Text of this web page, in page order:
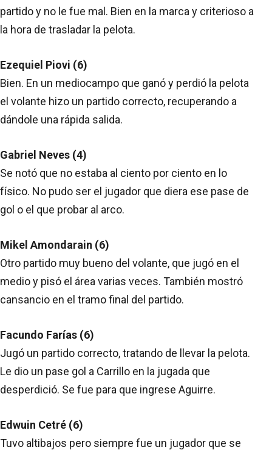
partido y no le fue mal. Bien en la marca y criterioso a
la hora de trasladar la pelota.
Ezequiel Piovi (6)
Bien. En un mediocampo que ganó y perdió la pelota
el volante hizo un partido correcto, recuperando a
dándole una rápida salida.
Gabriel Neves (4)
Se notó que no estaba al ciento por ciento en lo
físico. No pudo ser el jugador que diera ese pase de
gol o el que probar al arco.
Mikel Amondarain (6)
Otro partido muy bueno del volante, que jugó en el
medio y pisó el área varias veces. También mostró
cansancio en el tramo final del partido.
Facundo Farías (6)
Jugó un partido correcto, tratando de llevar la pelota.
Le dio un pase gol a Carrillo en la jugada que
desperdició. Se fue para que ingrese Aguirre.
Edwuin Cetré (6)
Tuvo altibajos pero siempre fue un jugador que se